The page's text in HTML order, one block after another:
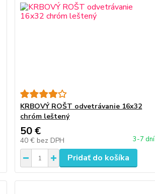
KRBOVÝ ROŠT odvetrávanie 16x32
chróm leštený
50 €
40 € bez DPH 3-7 dní
Pridať do košíka